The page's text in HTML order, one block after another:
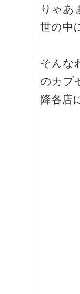
りゃ
世の中
そんな
のカプ
降各店